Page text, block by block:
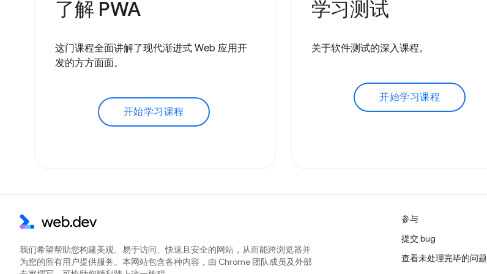
了解 PWA
这门课程全面讲解了现代渐进式 Web 应用开
发的方方面面。
开始学习课程
学习测试
关于软件测试的深入课程。
开始学习课程
我们希望帮助您构建美观、易于访问、快速且安全的网站，从而能跨浏览器并
为您的所有用户提供服务。本网站包含各种内容，由 Chrome 团队成员及外部
参与
提交 bug
查看未处理完毕的问题